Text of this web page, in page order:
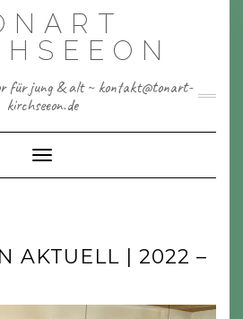
für jung & alt ~ kontakt@tonart-
kirchseeon.de
Toggle Navigation
AKTUELL | 2022 –